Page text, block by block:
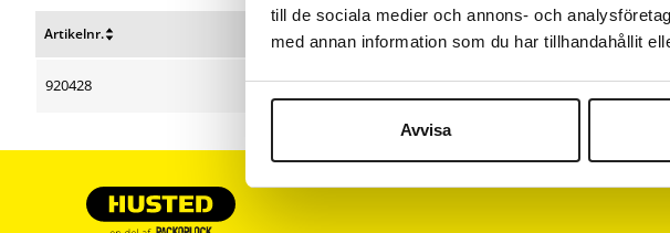
till de sociala medier och annons- och
med annan information som du har tillhandahållit
Avvisa
Artikelnr.
Volumen (ml)
Nulstil
Beskrivelse
Nulstil
920428 750 Køkken spray